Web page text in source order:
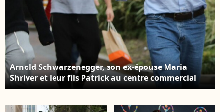
Arnold Schwarzenegger, son ex-épouse Maria
Shriver et leur fils Patrick au centre commercial
Barneys New York à Beverly Hills. Los Angeles, le